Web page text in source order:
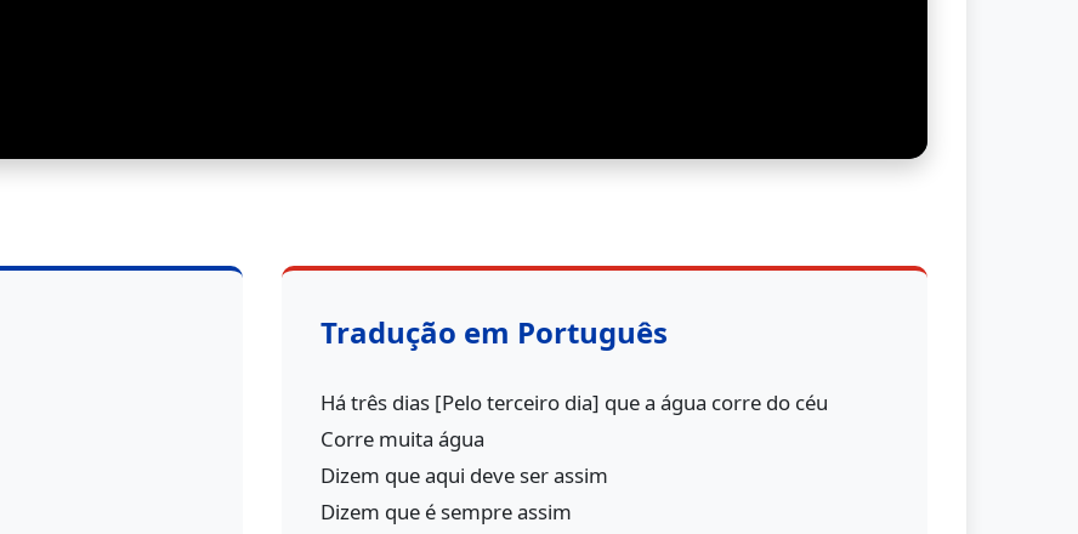
Tradução em Português
Há três dias [Pelo terceiro dia] que a água corre do céu
Corre muita água
Dizem que aqui deve ser assim
Dizem que é sempre assim